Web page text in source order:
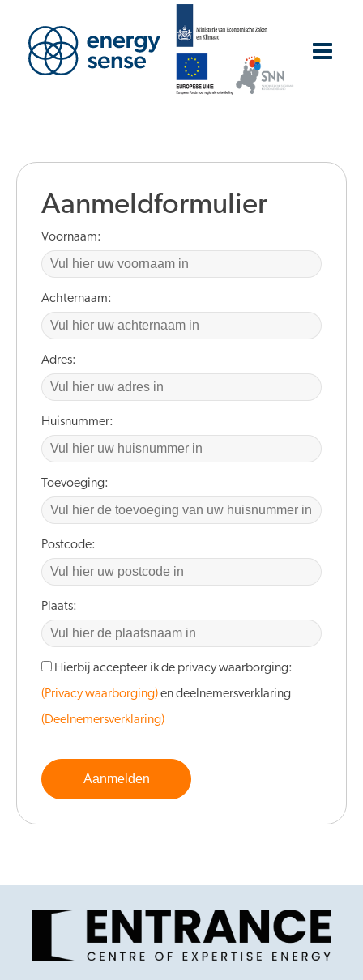
Aanmeldformulier
Voornaam:
Achternaam:
Adres:
Huisnummer:
Toevoeging:
Postcode:
Plaats:
Hierbij accepteer ik de privacy waarborging:
(Privacy waarborging)en deelnemersverklaring
(Deelnemersverklaring)